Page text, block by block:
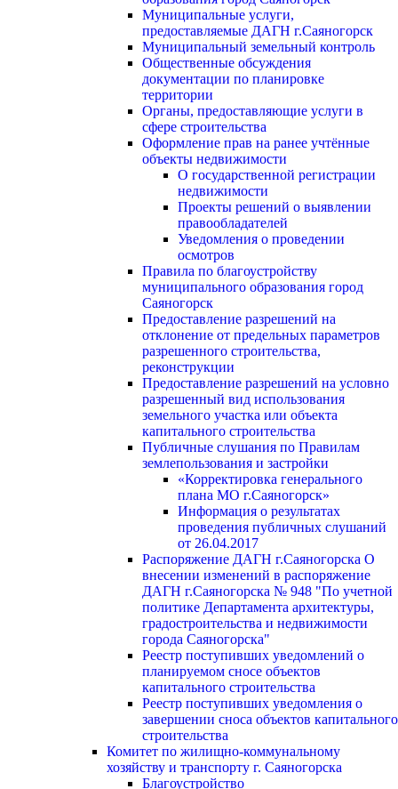
Муниципальные услуги,
предоставляемые ДАГН г.Саяногорск
Муниципальный земельный контроль
Общественные обсуждения
документации по планировке
территории
Органы, предоставляющие услуги в
сфере строительства
Оформление прав на ранее учтённые
объекты недвижимости
О государственной регистрации
недвижимости
Проекты решений о выявлении
правообладателей
Уведомления о проведении
осмотров
Правила по благоустройству
муниципального образования город
Саяногорск
Предоставление разрешений на
отклонение от предельных параметров
разрешенного строительства,
реконструкции
Предоставление разрешений на условно
разрешенный вид использования
земельного участка или объекта
капитального строительства
Публичные слушания по Правилам
землепользования и застройки
«Корректировка генерального
плана МО г.Саяногорск»
Информация о результатах
проведения публичных слушаний
от 26.04.2017
Распоряжение ДАГН г.Саяногорска О
внесении изменений в распоряжение
ДАГН г.Саяногорска № 948 "По учетной
политике Департамента архитектуры,
градостроительства и недвижимости
города Саяногорска"
Реестр поступивших уведомлений о
планируемом сносе объектов
капитального строительства
Реестр поступивших уведомления о
завершении сноса объектов капитального
строительства
Комитет по жилищно-коммунальному
хозяйству и транспорту г. Саяногорска
Благоустройство